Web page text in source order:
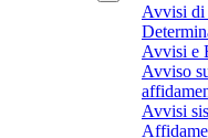
Avvisi di
Avvisi e
Avviso
Avvisi